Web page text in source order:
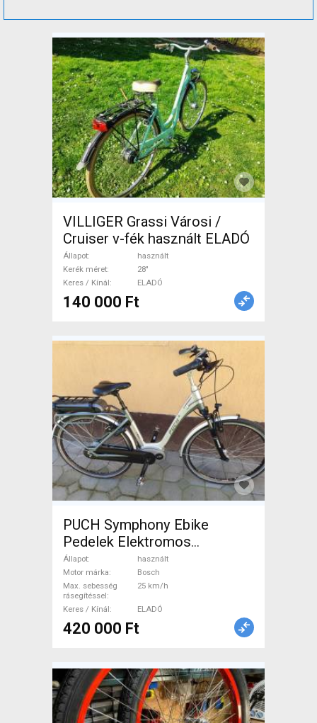
VILLIGER Grassi Városi /
Cruiser v-fék használt ELADÓ
Állapot
használt
Kerék méret
28"
Keres / Kínál
ELADÓ
140 000 Ft
PUCH Symphony Ebike
Pedelek Elektromos
Trekking/cross 25 km/h
Bosch használt ELADÓ
Állapot
használt
Motor márka
Bosch
Max. sebesség
rásegítéssel
25 km/h
Keres / Kínál ELADÓ
420 000 Ft